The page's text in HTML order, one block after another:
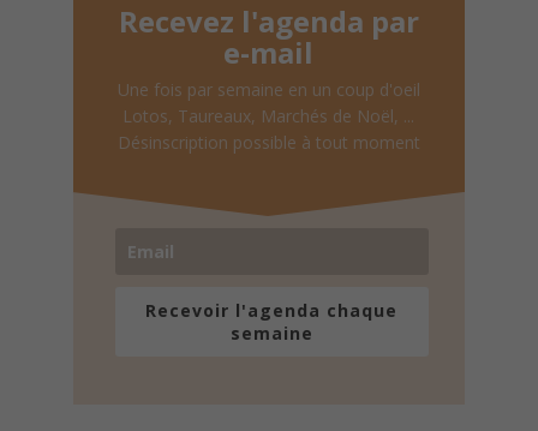
Recevez l'agenda par
e-mail
Une fois par semaine en un coup d'oeil
Lotos, Taureaux, Marchés de Noël, ...
Désinscription possible à tout moment
Recevoir l'agenda chaque
semaine